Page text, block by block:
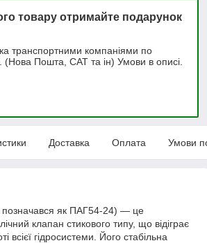
товару отримайте подарунок
транспортними компаніями по
(Нова Пошта, САТ та ін) Умови в описі.
Доставка Оплата Умови
як ПАГ54-24) — це
клапан стикового типу, що відіграє
всієї гідросистеми. Його стабільна